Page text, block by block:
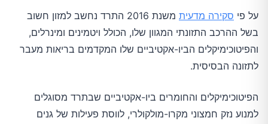
על פי סקירה מדעית
משנת 2016 התרד נחשב למזון חשוב
בשל ההרכב התזונתי המגוון שלו, הכולל ויטמינים ומינרלים,
והפיטוכימיקלים הביו-אקטיביים שלו המקדמים בריאות מעבר
לתזונה הבסיסית.
הפיטוכימיקלים והחומרים ביו-אקטיביים שבתרד מסוגלים
למנוע נזק חמצוני מקרו-מולקולרי, לווסת פעילות של גנים